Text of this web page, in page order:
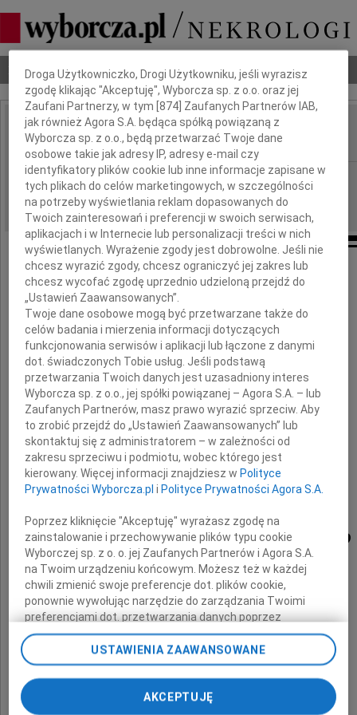
Nekrologi Odeszli Poradnik pogrzebowy
IMIĘ I NAZWISKO: Marek Murawski
REGION: Warszawa
DATA EMISJI: 22.07.2009
Naszej drogiej Koleżance
Jolancie Dzbańskiej
wyrazy najgłębszego współczucia
oraz słowa otuchy
z powodu śmierci
Brata
Marka Murawskiego
składają
Dyrekcja, koleżanki i koledzy
Dbamy o Twoją prywatność
Droga Użytkowniczko, Drogi Użytkowniku, jeśli wyrazisz
zgodę klikając "Akceptuję", Wyborcza sp. z o.o. oraz jej
Zaufani Partnerzy, w tym [874 ] Zaufanych Partnerów IAB,
jak również Agora S.A. będąca spółką powiązaną z
Wyborcza sp. z o.o., będą przetwarzać Twoje dane
osobowe takie jak adresy IP, adresy e-mail czy
identyfikatory plików cookie lub inne informacje zapisane w
tych plikach do celów marketingowych, w szczególności
na potrzeby wyświetlania reklam dopasowanych do
Twoich zainteresowań i preferencji w swoich serwisach,
aplikacjach i w Internecie lub personalizacji treści w nich
wyświetlanych. Wyrażenie zgody jest dobrowolne. Jeśli nie
chcesz wyrazić zgody, chcesz ograniczyć jej zakres lub
chcesz wycofać zgodę uprzednio udzieloną przejdź do
„Ustawień Zaawansowanych”.
Twoje dane osobowe mogą być przetwarzane także do
celów badania i mierzenia informacji dotyczących
funkcjonowania serwisów i aplikacji lub łączone z danymi
dot. świadczonych Tobie usług. Jeśli podstawą
przetwarzania Twoich danych jest uzasadniony interes
Wyborcza sp. z o.o., jej spółki powiązanej – Agora S.A. – lub
Zaufanych Partnerów, masz prawo wyrazić sprzeciw. Aby
to zrobić przejdź do „Ustawień Zaawansowanych” lub
skontaktuj się z administratorem – w zależności od
zakresu sprzeciwu i podmiotu, wobec którego jest
kierowany. Więcej informacji znajdziesz w Polityce
Prywatności Wyborcza.pl i Polityce Prywatności Agora S.A.
Poprzez kliknięcie "Akceptuję" wyrażasz zgodę na
zainstalowanie i przechowywanie plików typu cookie
Wyborczej sp. z o. o. jej Zaufanych Partnerów i Agora S.A.
na Twoim urządzeniu końcowym. Możesz też w każdej
chwili zmienić swoje preferencje dot. plików cookie,
ponownie wywołując narzędzie do zarządzania Twoimi
preferencjami dot. przetwarzania danych poprzez
odnośnik „Ustawienia prywatności” w stopce serwisu i
przechodząc do sekcji „Ustawienia zaawansowane”.
Zmiana ustawień plików cookie możliwa jest także za
pomocą ustawień przeglądarki.
USTAWIENIA ZAAWANSOWANE
AKCEPTUJĘ